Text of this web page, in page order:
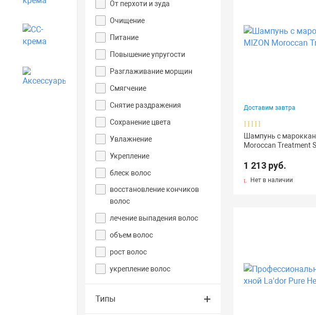
CC-крема
Аксессуары
От перхоти и зуда
Очищение
Питание
Повышение упругости
Разглаживание морщин
Смягчение
Снятие раздражения
Сохранение цвета
Увлажнение
Укрепление
блеск волос
восстановление кончиков
волос
лечение выпадения волос
объем волос
рост волос
укрепление волос
Типы
Доставим завтра
Шампунь с
Moroccan Treatment
1 213 руб.
Нет в наличии